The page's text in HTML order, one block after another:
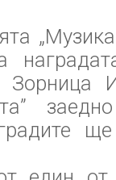
Зорница